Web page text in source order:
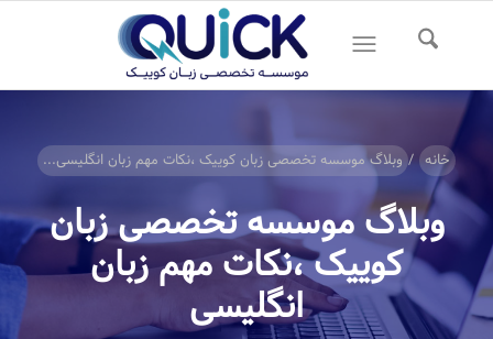
خانه / وبلاگ موسسه تخصصی زبان کوییک ،نکات مهم زبان انگلیسی...
وبلاگ موسسه تخصصی زبان
کوییک ،نکات مهم زبان
انگلیسی